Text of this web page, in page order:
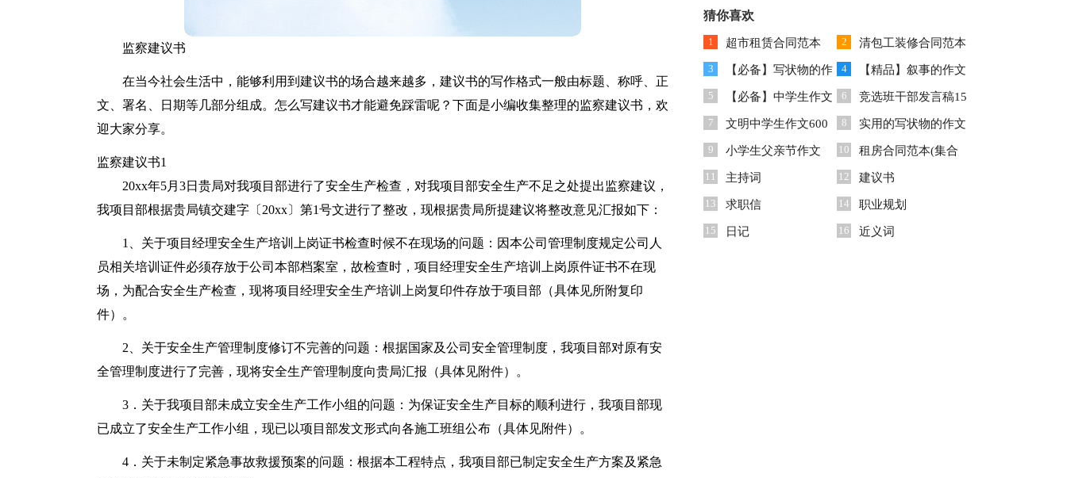
监察建议书
在当今社会生活中，能够利用到建议书的场合越来越多，建议书的写作格式一般由标题、称呼、正
文、署名、日期等几部分组成。怎么写建议书才能避免踩雷呢？下面是小编收集整理的监察建议书，欢
迎大家分享。
监察建议书1
20xx年5月3日贵局对我项目部进行了安全生产检查，对我项目部安全生产不足之处提出监察建议，
我项目部根据贵局镇交建字〔20xx〕第1号文进行了整改，现根据贵局所提建议将整改意见汇报如下：
1、关于项目经理安全生产培训上岗证书检查时候不在现场的问题：因本公司管理制度规定公司人
员相关培训证件必须存放于公司本部档案室，故检查时，项目经理安全生产培训上岗原件证书不在现
场，为配合安全生产检查，现将项目经理安全生产培训上岗复印件存放于项目部（具体见所附复印
件）。
2、关于安全生产管理制度修订不完善的问题：根据国家及公司安全管理制度，我项目部对原有安
全管理制度进行了完善，现将安全生产管理制度向贵局汇报（具体见附件）。
3．关于我项目部未成立安全生产工作小组的问题：为保证安全生产目标的顺利进行，我项目部现
已成立了安全生产工作小组，现已以项目部发文形式向各施工班组公布（具体见附件）。
4．关于未制定紧急事故救援预案的问题：根据本工程特点，我项目部已制定安全生产方案及紧急
猜你喜欢
1 超市租赁合同范本 2 清包工装修合同范本
3 【必备】写状物的作
文10篇
4 【精品】叙事的作文
600字3篇
5 【必备】中学生作文
600字合集七篇
6 竞选班干部发言稿15
篇
7 文明中学生作文600
字汇编9篇
8 实用的写状物的作文
集合六篇
9 小学生父亲节作文 10 租房合同范本(集合
15篇)
11 主持词 12 建议书
13 求职信 14 职业规划
15 日记 16 近义词